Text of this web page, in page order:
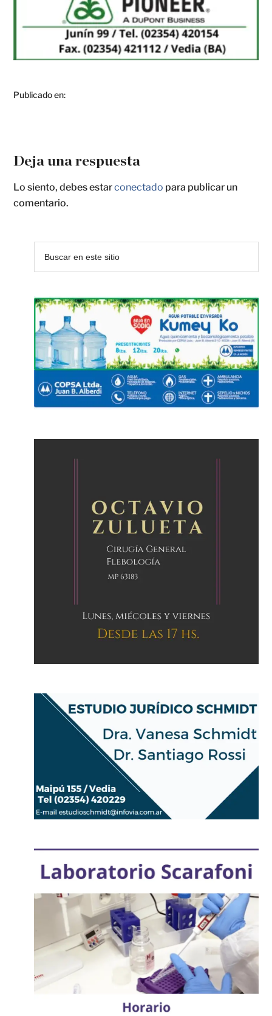
Publicado en:
Deja una respuesta
Lo siento, debes estarconectado para publicar un
comentario.